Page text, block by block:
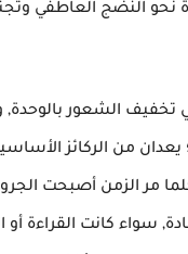
نحو النضج العاطفي
الشعور بالوحدة,
؛ يعدان من الركائز
مر الزمن أصبحت
سواء كانت القراءة أو